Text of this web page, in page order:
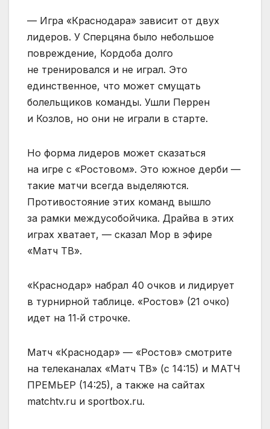
— Игра «Краснодара» зависит от двух
лидеров. У Сперцяна было небольшое
повреждение, Кордоба долго
не тренировался и не играл. Это
единственное, что может смущать
болельщиков команды. Ушли Перрен
и Козлов, но они не играли в старте.
Но форма лидеров может сказаться
на игре с «Ростовом». Это южное дерби —
такие матчи всегда выделяются.
Противостояние этих команд вышло
за рамки междусобойчика. Драйва в этих
играх хватает, — сказал Мор в эфире
«Матч ТВ».
«Краснодар» набрал 40 очков и лидирует
в турнирной таблице. «Ростов» (21 очко)
идет на 11‑й строчке.
Матч «Краснодар» — «Ростов» смотрите
на телеканалах «Матч ТВ» (с 14:15) и МАТЧ
ПРЕМЬЕР (14:25), а также на сайтах
matchtv.ru и sportbox.ru.